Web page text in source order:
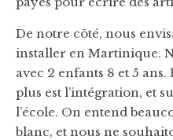
De notre côté, nous
installer en Martinique.
avec 2 enfants 8 et 5
plus est l’intégration, et
l’école. On entend
blanc, et nous ne